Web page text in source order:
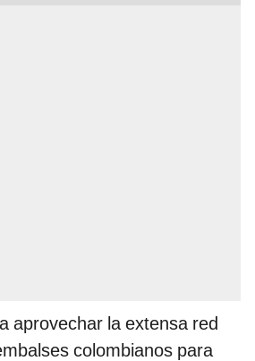
aprovechar la extensa red
colombianos para